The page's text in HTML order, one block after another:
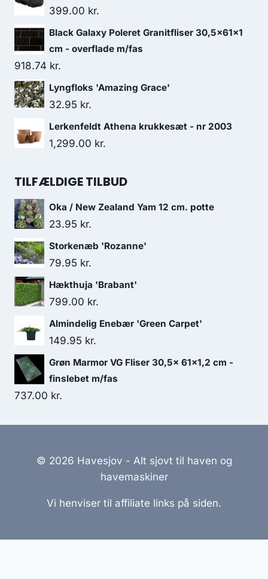
399.00 kr.
Black Galaxy Poleret Granitfliser 30,5x61x1
cm - overflade m/fas
918.74 kr.
Lyngfloks 'Amazing Grace'
32.95 kr.
Lerkenfeldt Athena krukkesæt - nr 2003
1,299.00 kr.
TILFÆLDIGE TILBUD
Oka / New Zealand Yam 12 cm. potte
23.95 kr.
Storkenæb 'Rozanne'
79.95 kr.
Hækthuja 'Brabant'
799.00 kr.
Almindelig Enebær 'Green Carpet'
149.95 kr.
Grøn Marmor VG Fliser 30,5x 61x1,2 cm -
finslebet m/fas
737.00 kr.
© 2026 Havesjov - Alt sjovt til haven og
havemaskiner
Vi henviser til affiliate links på siden.